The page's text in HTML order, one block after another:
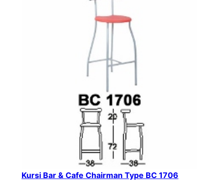
Kursi Bar & Cafe Chairman Type BC 1706